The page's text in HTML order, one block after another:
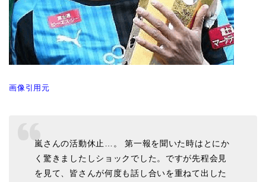
画像引用元
嵐さんの活動休止…。 第一報を聞いた時はとにか
く驚きましたしショックでした。ですが先程会見
を見て、皆さんが何度も話し合いを重ねて出した